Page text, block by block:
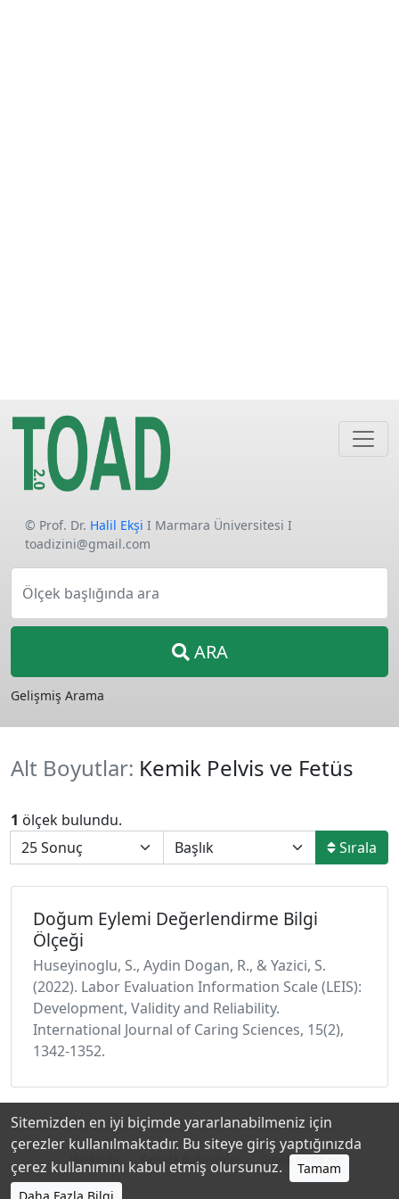
© Prof. Dr. Halil Ekşi I Marmara Üniversitesi I
toadizini@gmail.com
Ölçek başlığında ara
ARA
Gelişmiş Arama
Alt Boyutlar: Kemik Pelvis ve Fetüs
1 ölçek bulundu.
Sırala
Doğum Eylemi Değerlendirme Bilgi
Ölçeği
Huseyinoglu, S., Aydin Dogan, R., & Yazici, S.
(2022). Labor Evaluation Information Scale (LEIS):
Development, Validity and Reliability.
International Journal of Caring Sciences, 15(2),
1342-1352.
Hakkında Katkıda Bulunanlar Gizlilik Politikası
Sitemizden en iyi biçimde yararlanabilmeniz için
çerezler kullanılmaktadır. Bu siteye giriş yaptığınızda
çerez kullanımını kabul etmiş olursunuz.
Tamam